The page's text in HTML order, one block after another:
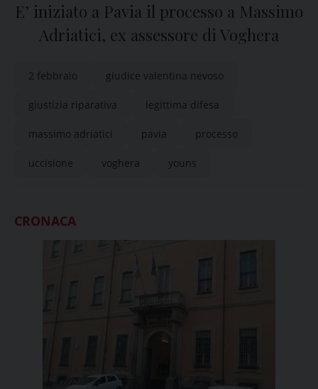
E’ iniziato a Pavia il processo a Massimo
Adriatici, ex assessore di Voghera
2 febbraio giudice valentina nevoso
giustizia riparativa legittima difesa
massimo adriatici pavia processo
uccisione voghera youns
CRONACA